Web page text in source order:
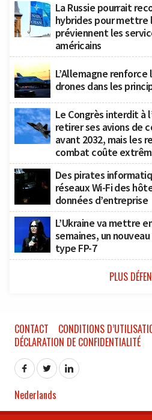
La Russie pourrait
hybrides pour mettre
préviennent les
américains
L’Allemagne
drones dans les
Le Congrès interdit à
retirer ses avions de
avant 2032, mais les
combat coûte
Des pirates
réseaux Wi-Fi des
données d’entreprise
L’Ukraine va mettre
semaines, un
type FP-7
PLUS
CONTACT
CONDITIONS
DÉCLARATION DE CONFIDENTIALITÉ
Nederlands